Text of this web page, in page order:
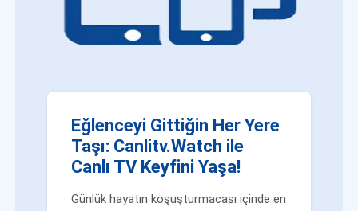
Eğlenceyi Gittiğin Her Yere
Taşı: Canlitv.Watch ile
Canlı TV Keyfini Yaşa!
Günlük hayatın koşuşturmacası içinde en